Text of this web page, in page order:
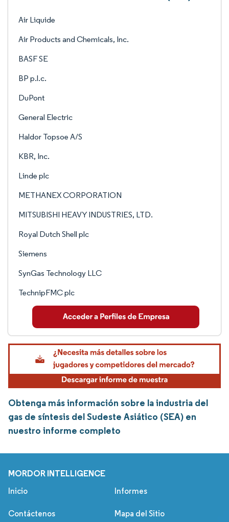
Air Liquide
Air Products and Chemicals, Inc.
BASF SE
BP p.l.c.
DuPont
General Electric
Haldor Topsoe A/S
KBR, Inc.
Linde plc
METHANEX CORPORATION
MITSUBISHI HEAVY INDUSTRIES, LTD.
Royal Dutch Shell plc
Siemens
SynGas Technology LLC
TechnipFMC plc
Obtenga más información sobre la industria del
gas de síntesis del Sudeste Asiático (SEA) en
nuestro informe completo
MORDOR INTELLIGENCE
Inicio Informes
Contáctenos Mapa del Sitio